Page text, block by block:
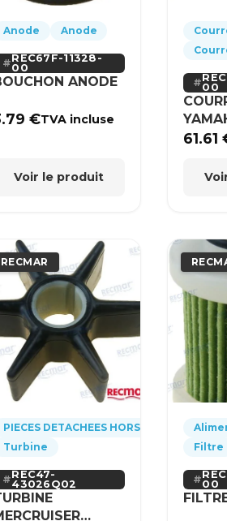
Anode Anode
REC67F-11328-
00
ANODE
€TVA incluse
Voir le produit
00
61.61
RECMAR
PIECES DETACHEES HORS-BORD
Turbine
REC47-
43026Q02
Filtre
00